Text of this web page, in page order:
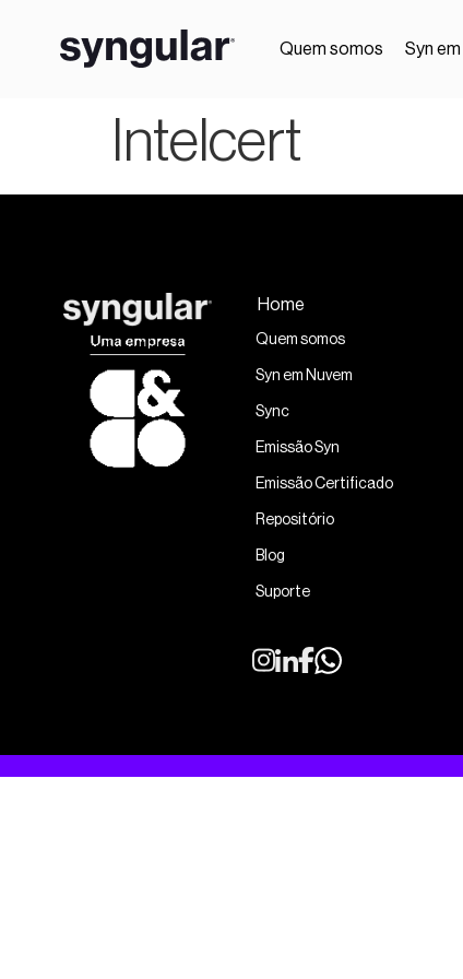
Quem somos Syn
Intelcert
Home
Quem somos
Syn em Nuvem
Sync
Emissão Syn
Emissão Certificado
Repositório
Blog
Suporte